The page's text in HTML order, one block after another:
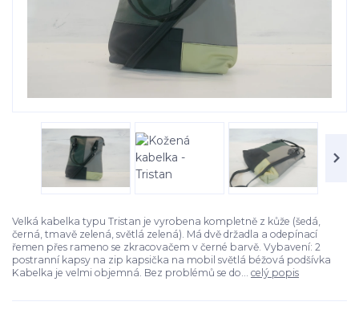
Velká kabelka typu Tristan je vyrobena kompletně z kůže (šedá,
černá, tmavě zelená, světlá zelená). Má dvě držadla a odepínací
řemen přes rameno se zkracovačem v černé barvě. Vybavení: 2
postranní kapsy na zip kapsička na mobil světlá béžová podšívka
Kabelka je velmi objemná. Bez problémů se do... celý popis